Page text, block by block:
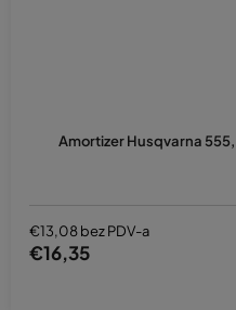
Amortizer Husqvarna
€13,08 bez PDV-a
€16,35